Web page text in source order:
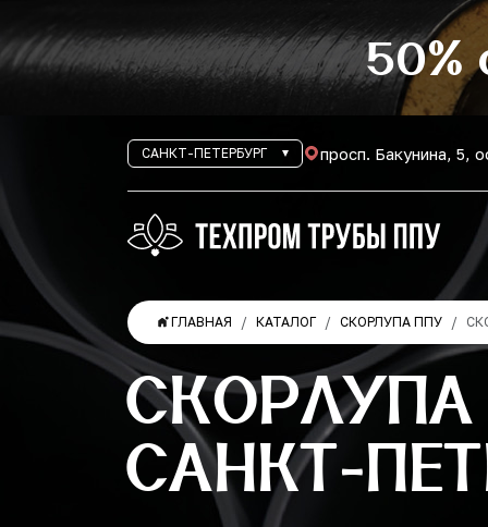
50%
САНКТ-ПЕТЕРБУРГ просп. Бакунина, 5,
ГЛАВНАЯ КАТАЛОГ СКОРЛУПА ППУ
САНКТ-